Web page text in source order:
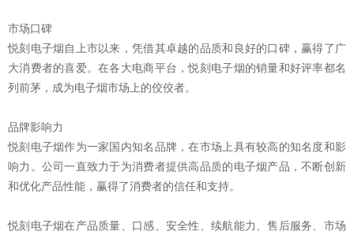
市场口碑
悦刻电子烟自上市以来，凭借其卓越的品质和良好的口碑，赢得了广
大消费者的喜爱。在各大电商平台，悦刻电子烟的销量和好评率都名
列前茅，成为电子烟市场上的佼佼者。
品牌影响力
悦刻电子烟作为一家国内知名品牌，在市场上具有较高的知名度和影
响力。公司一直致力于为消费者提供高品质的电子烟产品，不断创新
和优化产品性能，赢得了消费者的信任和支持。
悦刻电子烟在产品质量、口感、安全性、续航能力、售后服务、市场